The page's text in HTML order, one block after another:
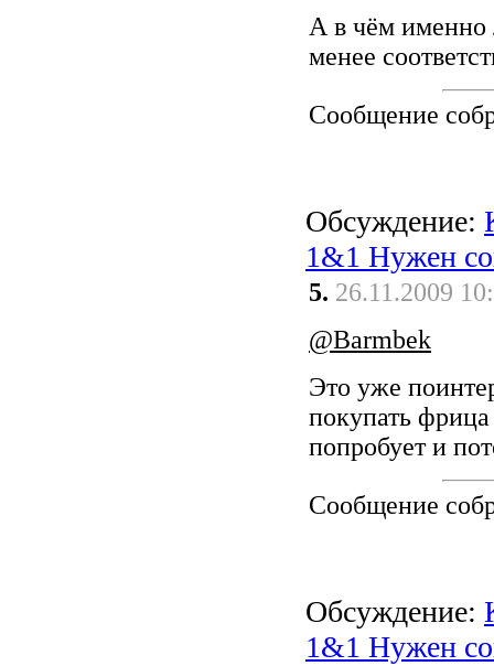
А в чём именно
менее
Сообщение
Обсуждение:
1&1 Нужен
5. 26.11.2009
@Barmbek
Это уже
покупать
попробует и
Сообщение
Обсуждение:
1&1 Нужен